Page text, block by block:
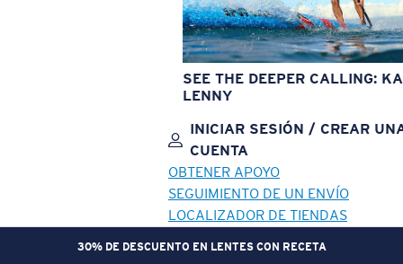
SEE THE DEEPER CALLING:
LENNY
INICIAR SESIÓN / CREAR
CUENTA
OBTENER APOYO
SEGUIMIENTO DE UN ENVÍO
LOCALIZADOR DE TIENDAS
30% DE DESCUENTO EN LENTES CON RECETA